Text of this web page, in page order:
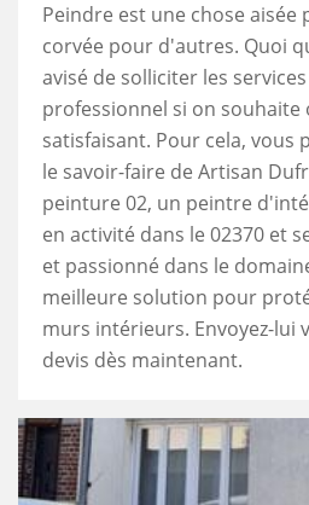
Peindre est une chose
corvée pour d'autres. Quoi
avisé de solliciter les
professionnel si on
satisfaisant. Pour cela, vous
le savoir-faire de Artisan
peinture 02, un peintre
en activité dans le 02370 et
et passionné dans le
meilleure solution pour
murs intérieurs. Envoyez-lui
devis dès maintenant.